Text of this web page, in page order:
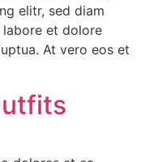
elitr, sed diam
et dolore
At vero eos et